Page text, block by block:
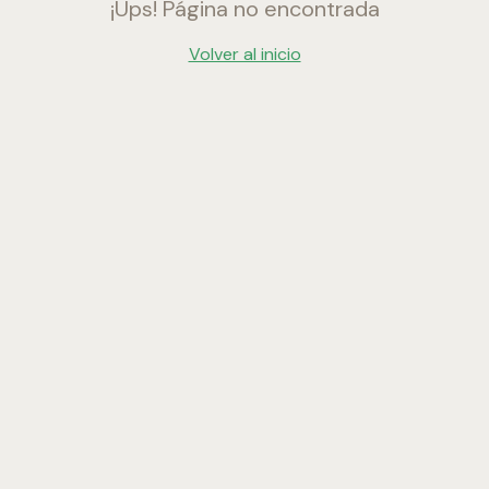
¡Ups! Página no encontrada
Volver al inicio